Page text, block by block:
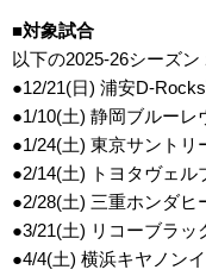
■対象試合
以下の2025-26シーズン
●12/21(日) 浦安D-
●1/10(土) 静岡ブルーレ
●1/24(土) 東京サントリ
●2/14(土) トヨタヴェル
●2/28(土) 三重ホンダヒ
●3/21(土) リコーブラッ
●4/4(土) 横浜キヤノン